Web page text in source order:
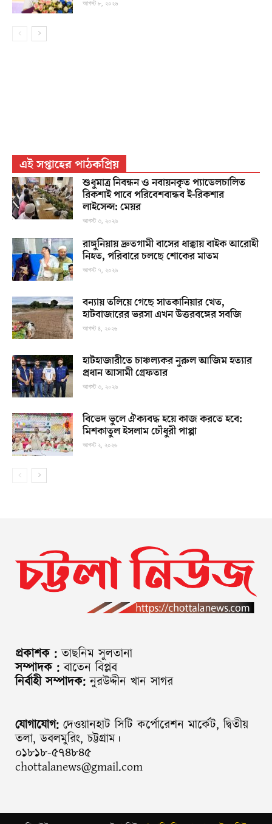
আগস্ট ৮, ২০২৬
এই সপ্তাহের পাঠকপ্রিয়
শুধুমাত্র নিবন্ধন ও নবায়নকৃত প্যাডেলচালিত
রিকশাই পাবে পরিবেশবান্ধব ই-রিকশার
লাইসেন্স: মেয়র
আগস্ট ৩, ২০২৬
রাঙ্গুনিয়ায় দ্রুতগামী বাসের ধাক্কায় বাইক আরোহী
নিহত, পরিবারে চলছে শোকের মাতম
আগস্ট ৭, ২০২৬
বন্যায় তলিয়ে গেছে সাতকানিয়ার খেত,
হাটবাজারের ভরসা এখন উত্তরবঙ্গের সবজি
আগস্ট ৪, ২০২৬
হাটহাজারীতে চাঞ্চল্যকর নুরুল আজিম হত্যার
প্রধান আসামী গ্রেফতার
আগস্ট ৩, ২০২৬
বিভেদ ভুলে ঐক্যবদ্ধ হয়ে কাজ করতে হবে:
মিশকাতুল ইসলাম চৌধুরী পাপ্পা
আগস্ট ২, ২০২৬
প্রকাশক : তাছনিম সুলতানা
সম্পাদক : বাতেন বিপ্লব
নির্বাহী সম্পাদক: নুরউদ্দীন খান সাগর
যোগাযোগ: দেওয়ানহাট সিটি কর্পোরেশন মার্কেট, দ্বিতীয়
তলা, ডবলমুরিং, চট্টগ্রাম।
০১৮১৮-৫৭৪৮৪৫
chottalanews@gmail.com